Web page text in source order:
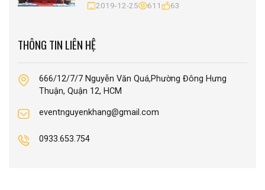
2019-12-25 611 63
THÔNG TIN LIÊN HỆ
666/12/7/7 Nguyễn Văn Quá,Phường Đông Hưng
Thuận, Quận 12, HCM
eventnguyenkhang@gmail.com
0933.653.754